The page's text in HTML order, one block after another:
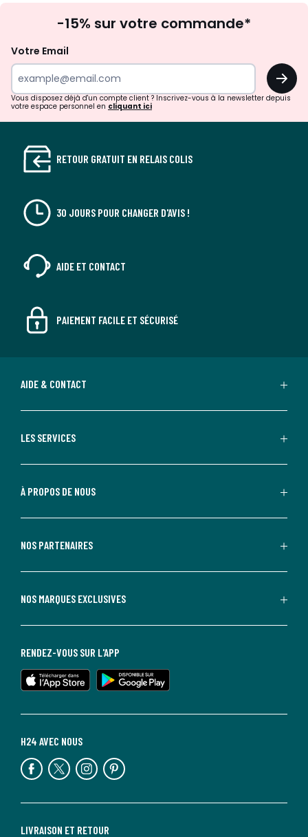
à
newsletter
-15% sur votre commande*
Votre Email
OK
Vous disposez déjà d'un compte client ? Inscrivez-vous à la newsletter depuis
votre espace personnel en cliquant ici
RETOUR GRATUIT EN RELAIS COLIS
30 JOURS POUR CHANGER D'AVIS !
AIDE ET CONTACT
PAIEMENT FACILE ET SÉCURISÉ
AIDE & CONTACT
LES SERVICES
À PROPOS DE NOUS
NOS PARTENAIRES
NOS MARQUES EXCLUSIVES
LIVRAISON ET RETOUR
H24 AVEC NOUS
RENDEZ-VOUS SUR L'APP